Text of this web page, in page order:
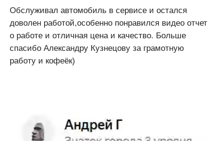
Обслуживал автомобиль в сервисе и остался
доволен работой,особенно понравился видео отчет
о работе и отличная цена и качество. Больше
спасибо Александру Кузнецову за грамотную
работу и кофеёк)